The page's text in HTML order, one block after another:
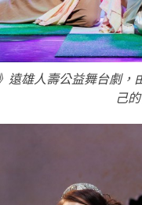
遠雄人壽公益舞台劇
己